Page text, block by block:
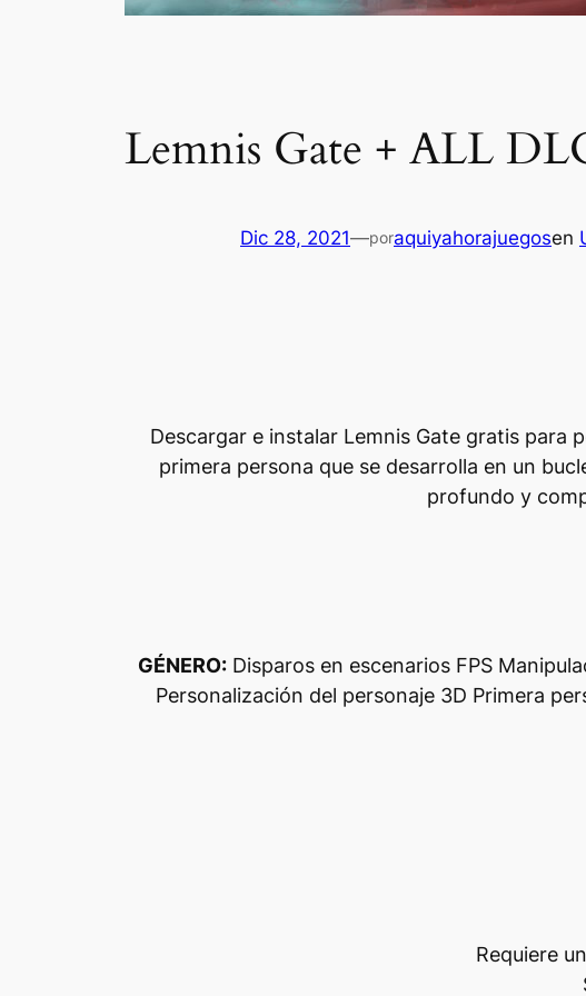
Lemnis Gate + ALL
Dic 28, 2021—poraquiyahorajuegosen
Descargar e instalar Lemnis Gate gratis para
primera persona que se desarrolla en un
profundo y
GÉNERO:Disparos en escenarios FPS
Personalización del personaje 3D Primera
Requiere